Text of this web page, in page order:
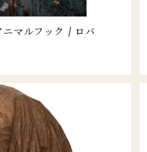
マルフック / ロバ